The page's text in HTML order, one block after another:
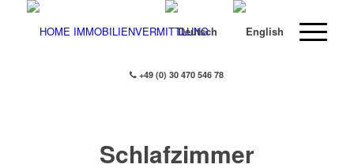
+49 (0) 30 470 546 78
Schlafzimmer